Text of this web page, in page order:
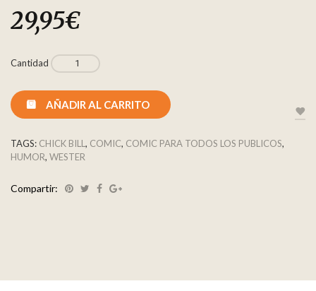
29,95€
Cantidad
AÑADIR AL CARRITO
TAGS: CHICK BILL , COMIC, COMIC PARA TODOS LOS PUBLICOS,
HUMOR, WESTER
Compartir: